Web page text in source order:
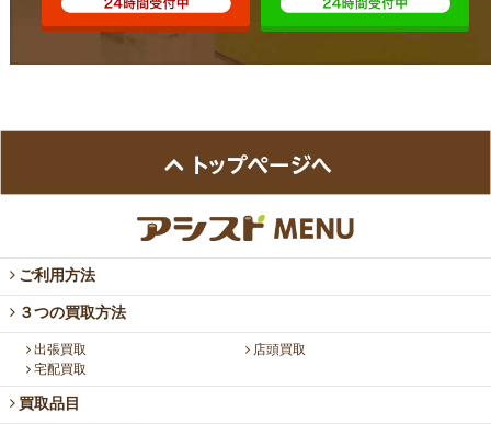
ご利用方法
３つの買取方法
出張買取
店頭買取
宅配買取
買取品目